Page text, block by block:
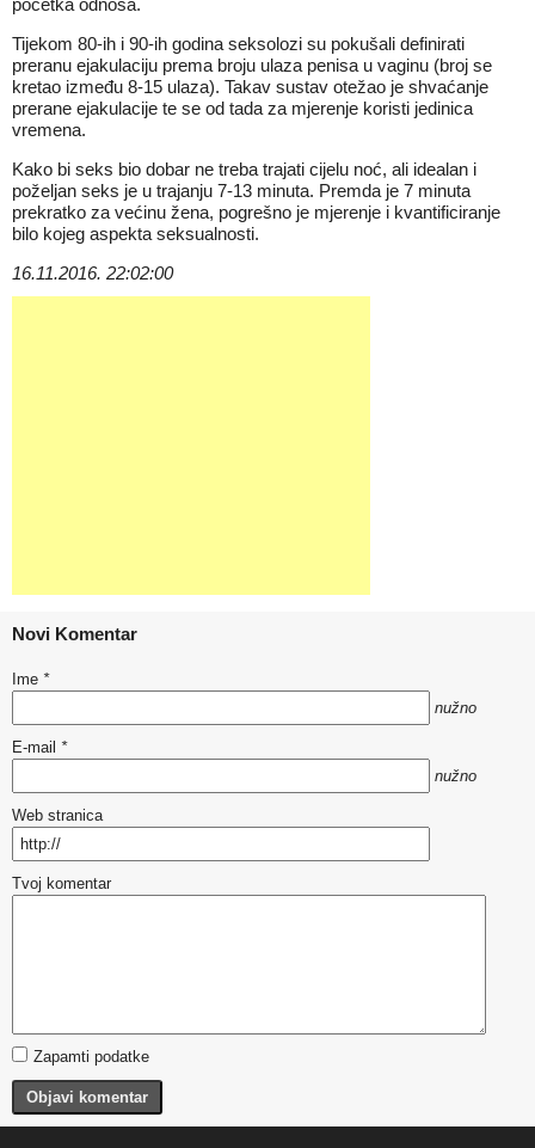
početka odnosa.
Tijekom 80-ih i 90-ih godina seksolozi su pokušali definirati
preranu ejakulaciju prema broju ulaza penisa u vaginu (broj se
kretao između 8-15 ulaza). Takav sustav otežao je shvaćanje
prerane ejakulacije te se od tada za mjerenje koristi jedinica
vremena.
Kako bi seks bio dobar ne treba trajati cijelu noć, ali idealan i
poželjan seks je u trajanju 7-13 minuta. Premda je 7 minuta
prekratko za većinu žena, pogrešno je mjerenje i kvantificiranje
bilo kojeg aspekta seksualnosti.
16.11.2016. 22:02:00
Novi Komentar
Ime *
nužno
E-mail *
nužno
Web stranica
Tvoj komentar
Zapamti podatke
Objavi komentar